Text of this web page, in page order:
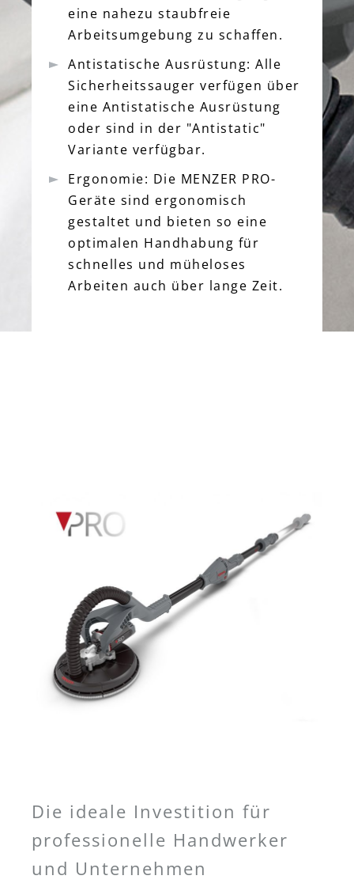
eine nahezu staubfreie
Arbeitsumgebung zu schaffen.
Antistatische Ausrüstung: Alle
Sicherheitssauger verfügen über
eine Antistatische Ausrüstung
oder sind in der "Antistatic"
Variante verfügbar.
Ergonomie: Die MENZER PRO-
Geräte sind ergonomisch
gestaltet und bieten so eine
optimalen Handhabung für
schnelles und müheloses
Arbeiten auch über lange Zeit.
Die ideale Investition für
professionelle Handwerker
und Unternehmen